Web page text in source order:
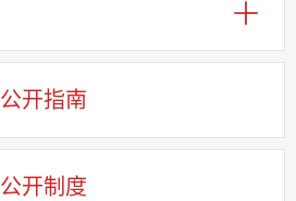
公开指南
公开制度